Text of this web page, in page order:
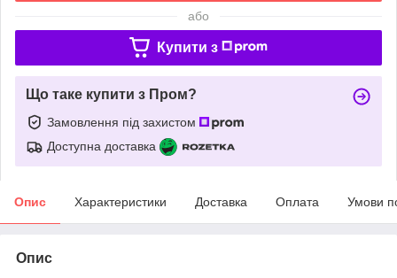
або
Купити з
Що таке купити з Пром?
Замовлення під захистом
Доступна доставка
Опис Характеристики Доставка Оплата Умови
Опис